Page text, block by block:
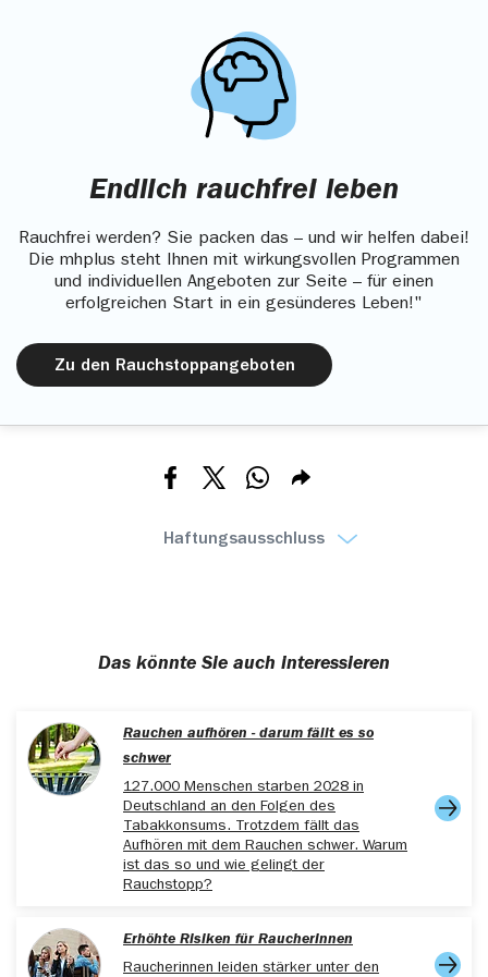
Endlich rauchfrei leben
Rauchfrei werden? Sie packen das – und wir helfen dabei!
Die mhplus steht Ihnen mit wirkungsvollen Programmen
und individuellen Angeboten zur Seite – für einen
erfolgreichen Start in ein gesünderes Leben!"
Zu den Rauchstoppangeboten
Teilen via Facebook
Teilen via XTeilen via Whatsapp
Teilen via E-mail
Haftungsausschluss
Das könnte Sie auch interessieren
Rauchen aufhören - darum fällt es so
schwer
127.000 Menschen starben 2028 in
Deutschland an den Folgen des
Tabakkonsums. Trotzdem fällt das
Aufhören mit dem Rauchen schwer. Warum
ist das so und wie gelingt der
Rauchstopp?
Erhöhte Risiken für Raucherinnen
Raucherinnen leiden stärker unter den